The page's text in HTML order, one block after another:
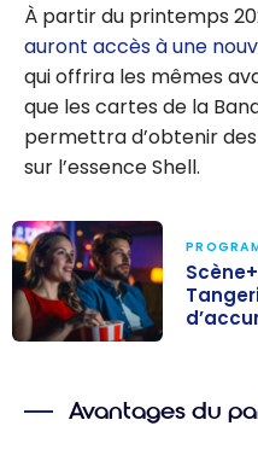
À partir du printemps
auront accès à une
qui offrira les mêmes
que les cartes de la
permettra d’obtenir
sur l’essence Shell.
Tangerine et
Avantages du